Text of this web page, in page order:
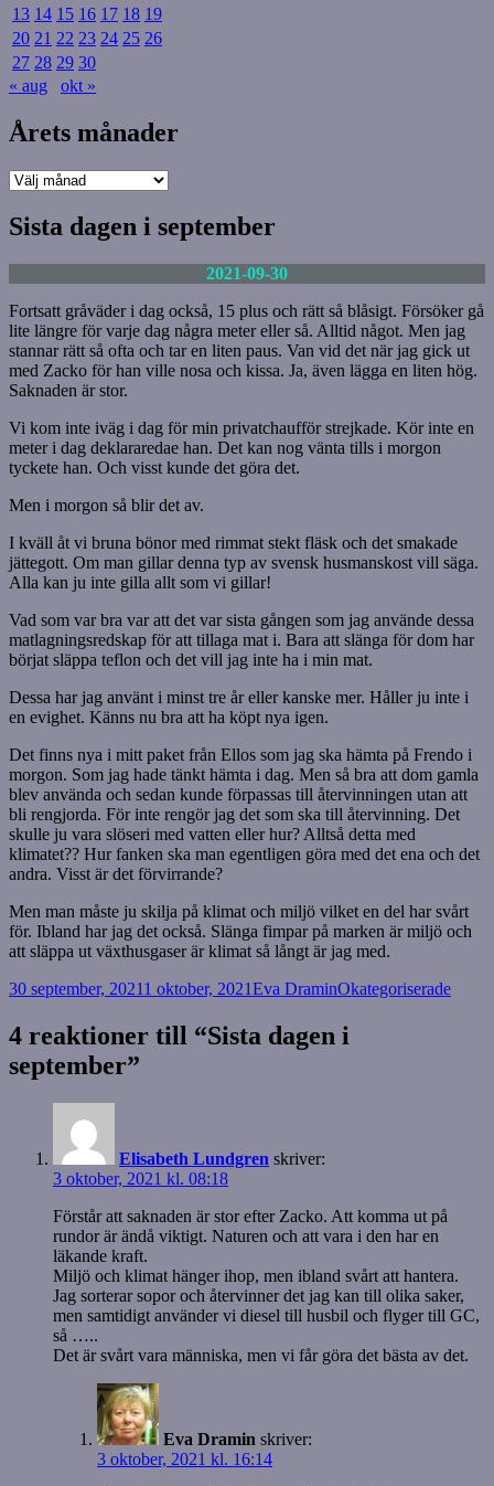
13 14 15 16 17 18 19
20 21 22 23 24 25 26
27 28 29 30
« aug
okt »
Årets månader
Årets
Sista dagen i september
2021-09-30
Fortsatt gråväder i dag också, 15 plus och rätt så blåsigt. Försöker gå
lite längre för varje dag några meter eller så. Alltid något. Men jag
stannar rätt så ofta och tar en liten paus. Van vid det när jag gick ut
med Zacko för han ville nosa och kissa. Ja, även lägga en liten hög.
Saknaden är stor.
Vi kom inte iväg i dag för min privatchaufför strejkade. Kör inte en
meter i dag deklararedae han. Det kan nog vänta tills i morgon
tyckete han. Och visst kunde det göra det.
Men i morgon så blir det av.
I kväll åt vi bruna bönor med rimmat stekt fläsk och det smakade
jättegott. Om man gillar denna typ av svensk husmanskost vill säga.
Alla kan ju inte gilla allt som vi gillar!
Vad som var bra var att det var sista gången som jag använde dessa
matlagningsredskap för att tillaga mat i. Bara att slänga för dom har
börjat släppa teflon och det vill jag inte ha i min mat.
Dessa har jag använt i minst tre år eller kanske mer. Håller ju inte i
en evighet. Känns nu bra att ha köpt nya igen.
Det finns nya i mitt paket från Ellos som jag ska hämta på Frendo i
morgon. Som jag hade tänkt hämta i dag. Men så bra att dom gamla
blev använda och sedan kunde förpassas till återvinningen utan att
bli rengjorda. För inte rengör jag det som ska till återvinning. Det
skulle ju vara slöseri med vatten eller hur? Alltså detta med
klimatet?? Hur fanken ska man egentligen göra med det ena och det
andra. Visst är det förvirrande?
Men man måste ju skilja på klimat och miljö vilket en del har svårt
för. Ibland har jag det också. Slänga fimpar på marken är miljö och
att släppa ut växthusgaser är klimat så långt är jag med.
Postat
30 september, 20211 oktober, 2021Författare
Eva DraminKategorier
Okategoriserade
4 reaktioner till “Sista dagen i
september”
Elisabeth Lundgren skriver:
3 oktober, 2021 kl. 08:18
Förstår att saknaden är stor efter Zacko. Att komma ut på
rundor är ändå viktigt. Naturen och att vara i den har en
läkande kraft.
Miljö och klimat hänger ihop, men ibland svårt att hantera.
Jag sorterar sopor och återvinner det jag kan till olika saker,
men samtidigt använder vi diesel till husbil och flyger till GC,
så …..
Det är svårt vara människa, men vi får göra det bästa av det.
Eva Dramin skriver:
3 oktober, 2021 kl. 16:14